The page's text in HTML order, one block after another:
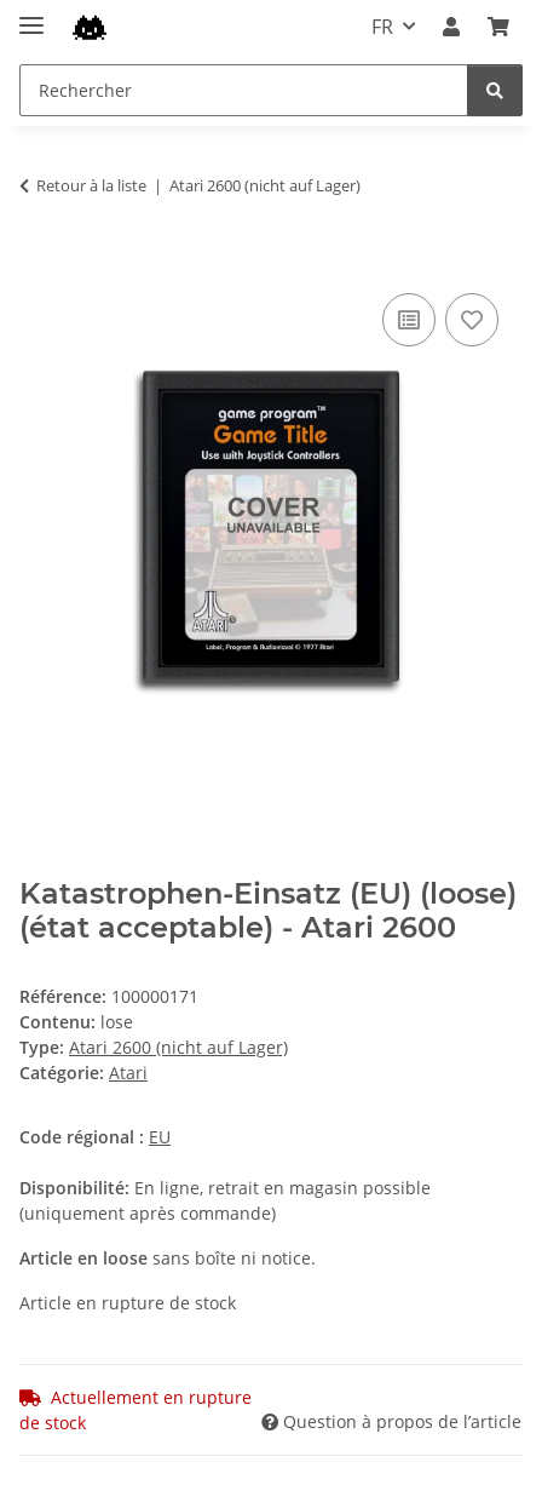
FR
Retour à la liste Atari 2600 (nicht auf Lager)
Katastrophen-Einsatz (EU) (loose)
(état acceptable) - Atari 2600
Référence: 100000171
Contenu: lose
Type: Atari 2600 (nicht auf Lager)
Catégorie: Atari
Code régional : EU
Disponibilité: En ligne, retrait en magasin possible
(uniquement après commande)
Article en loose sans boîte ni notice.
Article en rupture de stock
Actuellement en rupture
de stock
Question à propos de l’article